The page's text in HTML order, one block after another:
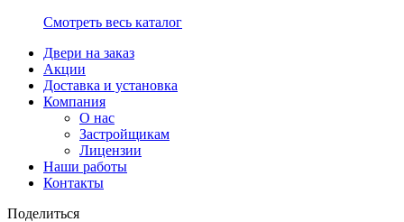
Смотреть весь каталог
Двери на заказ
Акции
Доставка и установка
Компания
О нас
Застройщикам
Лицензии
Наши работы
Контакты
Поделиться